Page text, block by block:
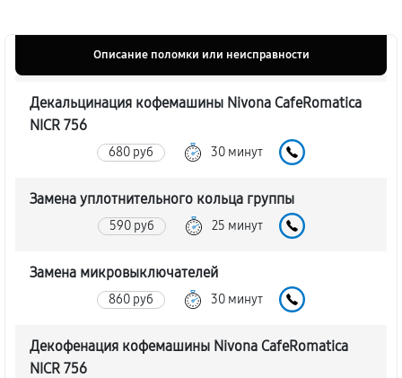
Описание поломки или неисправности
Декальцинация кофемашины Nivona CafeRomatica
NICR 756
680 руб 30 минут
Замена уплотнительного кольца группы
590 руб 25 минут
Замена микровыключателей
860 руб 30 минут
Декофенация кофемашины Nivona CafeRomatica
NICR 756